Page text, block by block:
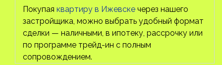
Покупая квартиру в Ижевске через нашего
застройщика, можно выбрать удобный формат
сделки — наличными, в ипотеку, рассрочку или
по программе трейд-ин с полным
сопровождением.